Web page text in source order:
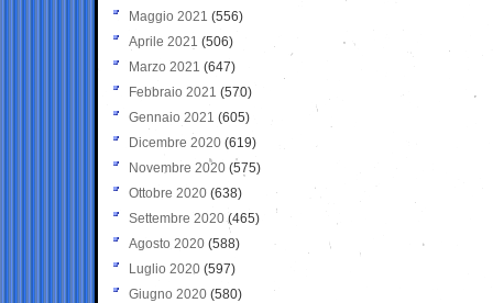
Maggio 2021 (556)
Aprile 2021 (506)
Marzo 2021 (647)
Febbraio 2021 (570)
Gennaio 2021 (605)
Dicembre 2020 (619)
Novembre 2020 (575)
Ottobre 2020 (638)
Settembre 2020(465)
Agosto 2020 (588)
Luglio 2020 (597)
Giugno 2020 (580)